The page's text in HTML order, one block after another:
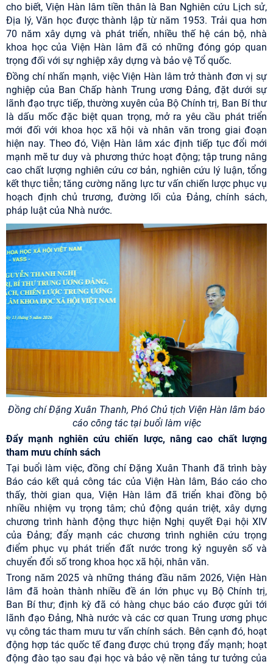
cho biết, Viện Hàn lâm tiền thân là Ban Nghiên cứu Lịch sử,
Địa lý, Văn học được thành lập từ năm 1953. Trải qua hơn
70 năm xây dựng và phát triển, nhiều thế hệ cán bộ, nhà
khoa học của Viện Hàn lâm đã có những đóng góp quan
trọng đối với sự nghiệp xây dựng và bảo vệ Tổ quốc.
Đồng chí nhấn mạnh, việc Viện Hàn lâm trở thành đơn vị sự
nghiệp của Ban Chấp hành Trung ương Đảng, đặt dưới sự
lãnh đạo trực tiếp, thường xuyên của Bộ Chính trị, Ban Bí thư
là dấu mốc đặc biệt quan trọng, mở ra yêu cầu phát triển
mới đối với khoa học xã hội và nhân văn trong giai đoạn
hiện nay. Theo đó, Viện Hàn lâm xác định tiếp tục đổi mới
mạnh mẽ tư duy và phương thức hoạt động; tập trung nâng
cao chất lượng nghiên cứu cơ bản, nghiên cứu lý luận, tổng
kết thực tiễn; tăng cường năng lực tư vấn chiến lược phục vụ
hoạch định chủ trương, đường lối của Đảng, chính sách,
pháp luật của Nhà nước.
Đồng chí Đặng Xuân Thanh, Phó Chủ tịch Viện Hàn lâm báo
cáo công tác tại buổi làm việc
Đẩy mạnh nghiên cứu chiến lược, nâng cao chất lượng
tham mưu chính sách
Tại buổi làm việc, đồng chí Đặng Xuân Thanh đã trình bày
Báo cáo kết quả công tác của Viện Hàn lâm, Báo cáo cho
thấy, thời gian qua, Viện Hàn lâm đã triển khai đồng bộ
nhiều nhiệm vụ trọng tâm; chủ động quán triệt, xây dựng
chương trình hành động thực hiện Nghị quyết Đại hội XIV
của Đảng; đẩy mạnh các chương trình nghiên cứu trọng
điểm phục vụ phát triển đất nước trong kỷ nguyên số và
chuyển đổi số trong khoa học xã hội, nhân văn.
Trong năm 2025 và những tháng đầu năm 2026, Viện Hàn
lâm đã hoàn thành nhiều đề án lớn phục vụ Bộ Chính trị,
Ban Bí thư; định kỳ đã có hàng chục báo cáo được gửi tới
lãnh đạo Đảng, Nhà nước và các cơ quan Trung ương phục
vụ công tác tham mưu tư vấn chính sách. Bên cạnh đó, hoạt
động hợp tác quốc tế đang được chú trọng đẩy mạnh; hoạt
động đào tạo sau đại học và bảo vệ nền tảng tư tưởng của